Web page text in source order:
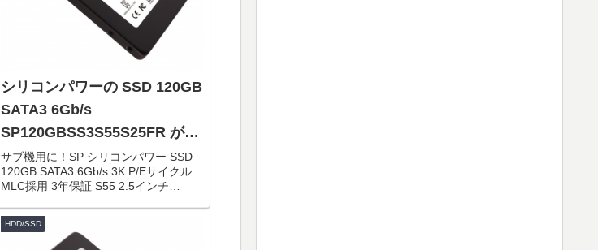
シリコンパワーの SSD 120GB
SATA3 6Gb/s
SP120GBSS3S55S25FR がタ
イムセールで3,995円！
サブ機用に！SP シリコンパワー SSD
120GB SATA3 6Gb/s 3K P/Eサイクル
MLC採用 3年保証 S55 2.5インチ
は80台。急グェ！関連：Panasonic ...
HDD/SSD